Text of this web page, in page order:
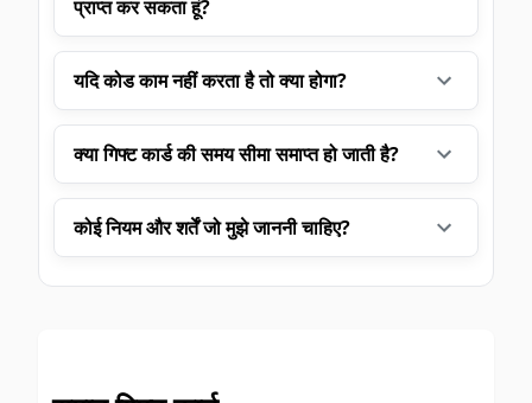
प्राप्त कर सकता हूं?
यदि कोड काम नहीं करता है तो क्या होगा?
क्या गिफ्ट कार्ड की समय सीमा समाप्त हो जाती है?
कोई नियम और शर्तें जो मुझे जाननी चाहिए?